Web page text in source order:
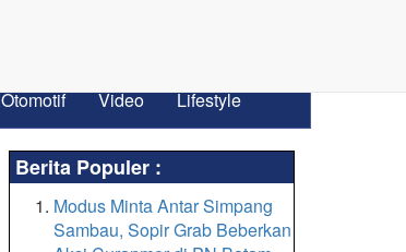
Otomotif Video Lifestyle
Berita Populer :
Modus Minta Antar Simpang
Sambau, Sopir Grab Beberkan